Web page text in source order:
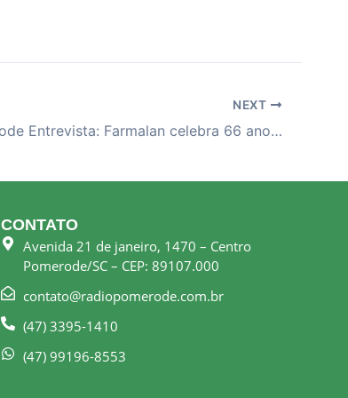
NEXT
26-05-26 – Pomerode Entrevista: Farmalan celebra 66 anos junto à comunidade de Pomerode
CONTATO
Avenida 21 de janeiro, 1470 – Centro
Pomerode/SC – CEP: 89107.000
contato@radiopomerode.com.br
(47) 3395-1410
(47) 99196-8553